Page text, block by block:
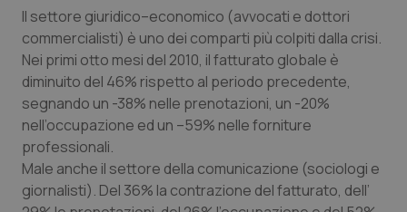
Puglia
Sardegna
Sicilia
Toscana
Malattie rare
Malattia di Crohn & Rettocolite Ulcerosa
Neuroscienze & patologie neurodegenerative
Obesità
Il settore giuridico–economico (avvocati e dottori
commercialisti) è uno dei comparti più colpiti dalla crisi.
Nei primi otto mesi del 2010, il fatturato globale è
diminuito del 46% rispetto al periodo precedente,
segnando un -38% nelle prenotazioni, un -20%
nell’occupazione ed un –59% nelle forniture
professionali.
Male anche il settore della comunicazione (sociologi e
giornalisti). Del 36% la contrazione del fatturato, dell’